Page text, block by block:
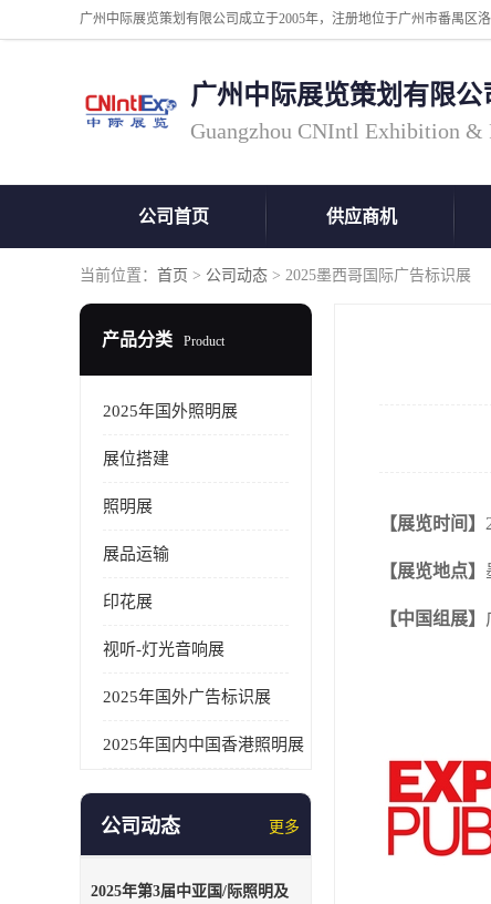
广州中际展览策划有限公
Guangzhou CNIntl Exhibition &
公司首页 供应商机
当前位置： 首页 > 公司动态 > 2025墨西哥国际广告标识展
产品分类 Product
2025年国外照明展
展位搭建
照明展
展品运输
印花展
视听-灯光音响展
2025年国外广告标识展
2025年国内中国香港照明展
公司动态 更多
2025年第3届中亚国/际照明及
【展览时间】
【展览地点】
【中国组展】